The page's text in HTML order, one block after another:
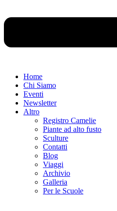
Home
Chi Siamo
Eventi
Newsletter
Altro
Registro Camelie
Piante ad alto fusto
Sculture
Contatti
Blog
Viaggi
Archivio
Galleria
Per le Scuole